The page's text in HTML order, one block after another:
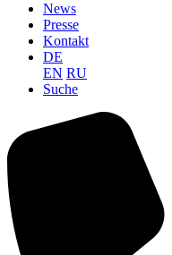
News
Presse
Kontakt
DE
EN RU
Suche